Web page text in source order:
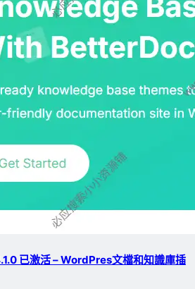
已激活 – WordPres文檔和知識庫插